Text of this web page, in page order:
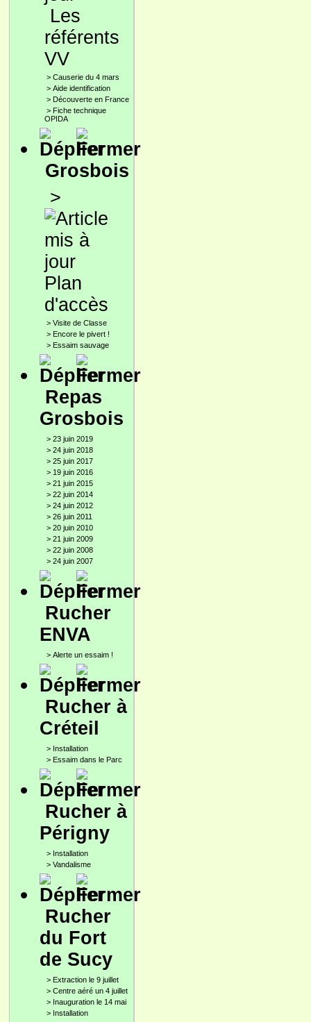
Les
référents
VV
> Causerie du 4 mars
> Aide identification
> Découverte en France
> Fiche technique
OPIDA
Grosbois
>
Plan
d'accès
> Visite de Classe
> Encore le pivert !
> Essaim sauvage
Repas
Grosbois
> 23 juin 2019
> 24 juin 2018
> 25 juin 2017
> 19 juin 2016
> 21 juin 2015
> 22 juin 2014
> 24 juin 2012
> 26 juin 2011
> 20 juin 2010
> 21 juin 2009
> 22 juin 2008
> 24 juin 2007
Rucher
ENVA
> Alerte un essaim !
Rucher à
Créteil
> Installation
> Essaim dans le Parc
Rucher à
Périgny
> Installation
> Vandalisme
Rucher
du Fort
de Sucy
> Extraction le 9 juillet
> Centre aéré un 4 juillet
> Inauguration le 14 mai
> Installation